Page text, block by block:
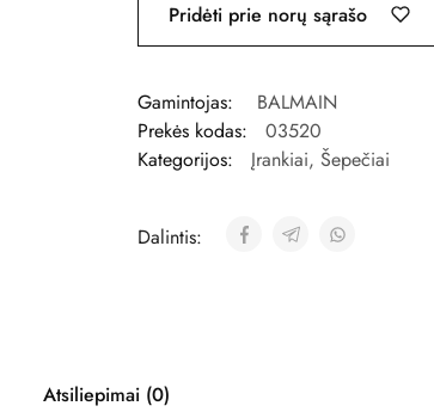
Pridėti prie norų sąrašo
Gamintojas:
BALMAIN
Prekės kodas:
03520
Kategorijos:
Įrankiai, Šepečiai
Dalintis:
Atsiliepimai (0)